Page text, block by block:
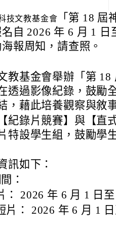
技文教基金會
「第 18
自 2026 年 6 月 1
報周知，請查照。
教基金會舉辦「第
透過影像紀錄，鼓勵
，藉此培養觀察與敘
紀錄片競賽】與【直
特設學生組，鼓勵學
訊如下：
：
： 2026 年 6 月 1 日
片： 2026 年 6 月 1